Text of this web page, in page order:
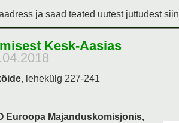
ja saad teated uutest juttudest siin
Kesk-Aasias
, lehekülg 227-241
Euroopa Majanduskomisjonis,